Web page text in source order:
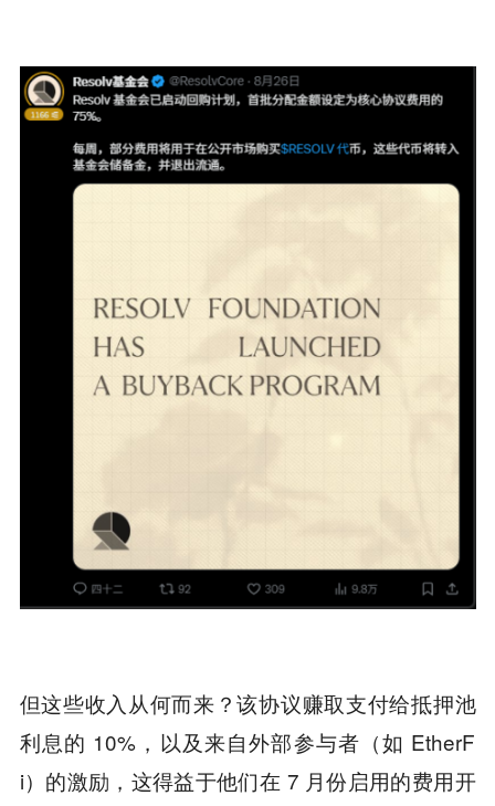
但这些收入从何而来？该协议赚取支付给抵押池
利息的 10%，以及来自外部参与者（如 EtherF
i）的激励，这得益于他们在 7 月份启用的费用开